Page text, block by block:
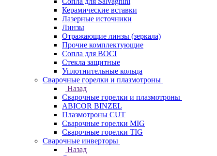
Керамические вставки
Лазерные источники
Линзы
Отражающие линзы (зеркала)
Прочие комплектующие
Сопла для BOCI
Стекла защитные
Уплотнительные кольца
Сварочные горелки и плазмотроны
Назад
Сварочные горелки и плазмотроны
ABICOR BINZEL
Плазмотроны CUT
Сварочные горелки MIG
Сварочные горелки TIG
Сварочные инверторы
Назад